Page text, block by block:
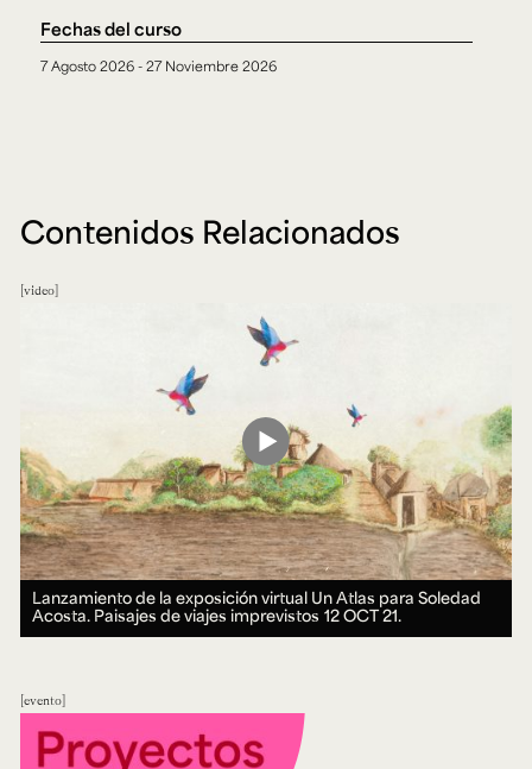
Fechas del curso
7 Agosto 2026 - 27 Noviembre 2026
Contenidos Relacionados
video
Lanzamiento de la exposición virtual Un Atlas para Soledad
Acosta. Paisajes de viajes imprevistos 12 OCT 21.
evento